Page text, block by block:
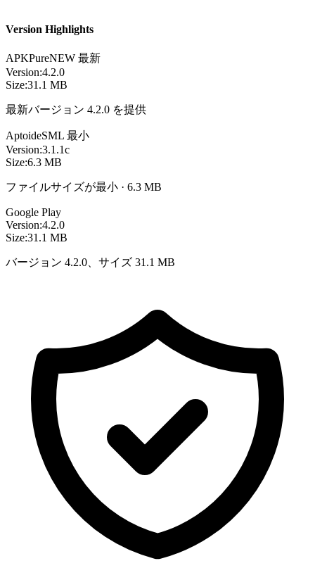
Version Highlights
APKPureNEW 最新
Version:4.2.0
Size:31.1 MB
最新バージョン 4.2.0 を提供
AptoideSML 最小
Version:3.1.1c
Size:6.3 MB
ファイルサイズが最小 · 6.3 MB
Google Play
Version:4.2.0
Size:31.1 MB
バージョン 4.2.0、サイズ 31.1 MB